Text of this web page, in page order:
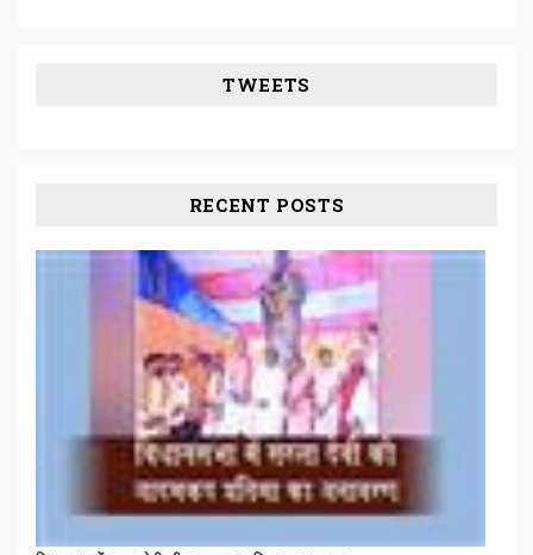
TWEETS
RECENT POSTS